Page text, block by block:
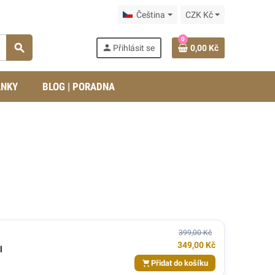
Čeština CZK Kč
search person Přihlásit se
0
0,00 Kč
BLOG | PORADNA
399,00 Kč
349,00 Kč
Přidat do košíku